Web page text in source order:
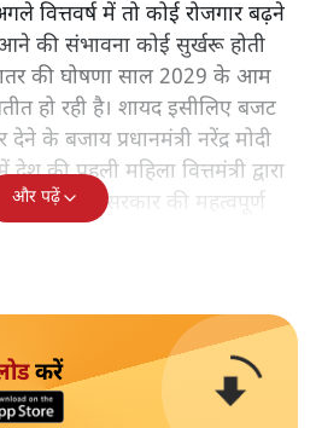
वित्तवर्ष में तो कोई रोजगार बढ़ने
की संभावना कोई सुर्खरू होती
की घोषणा साल 2029 के आम
हो रही है। शायद इसीलिए बजट
के बजाय प्रधानमंत्री नरेंद्र मोदी
की पहली महिला वित्तमंत्री द्वारा
को अपनी सरकार की महत्वपूर्ण
पड़ा।
और पढ़ें
करें